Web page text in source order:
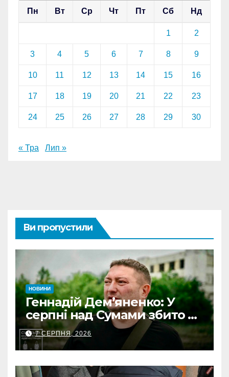
Пн Вт Ср Чт Пт Сб Нд
1 2
3 4 5 6 7 8 9
10 11 12 13 14 15 16
17 18 19 20 21 22 23
24 25 26 27 28 29 30
« Тра Лип »
Ви пропустили
НОВИНИ
Геннадій Дем’яненко: У
серпні над Сумами збито 6
КАБів
7 СЕРПНЯ, 2026